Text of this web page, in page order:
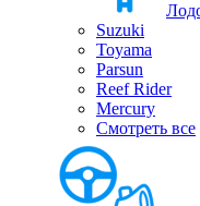
Suzuki
Toyama
Parsun
Reef Rider
Mercury
Смотреть все